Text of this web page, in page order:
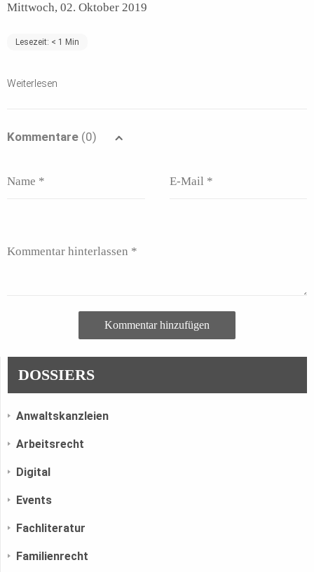
Mittwoch, 02. Oktober 2019
Lesezeit: < 1 Min
Weiterlesen
Kommentare (0)
Kommentar hinzufügen
DOSSIERS
Anwaltskanzleien
Arbeitsrecht
Digital
Events
Fachliteratur
Familienrecht